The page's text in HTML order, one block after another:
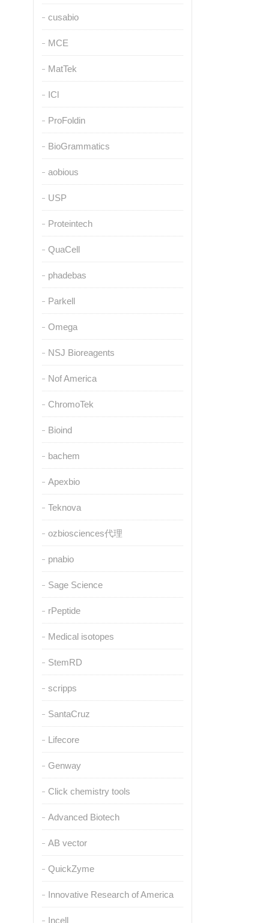
cusabio
MCE
MatTek
ICl
ProFoldin
BioGrammatics
aobious
USP
Proteintech
QuaCell
phadebas
Parkell
Omega
NSJ Bioreagents
Nof America
ChromoTek
Bioind
bachem
Apexbio
Teknova
ozbiosciences代理
pnabio
Sage Science
rPeptide
Medical isotopes
StemRD
scripps
SantaCruz
Lifecore
Genway
Click chemistry tools
Advanced Biotech
AB vector
QuickZyme
Innovative Research of America
Incell